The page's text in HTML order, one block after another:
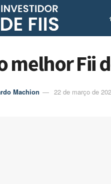
melhor Fii
Machion 22 de março de